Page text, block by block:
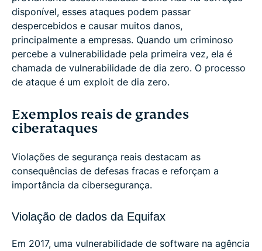
disponível, esses ataques podem passar
despercebidos e causar muitos danos,
principalmente a empresas. Quando um criminoso
percebe a vulnerabilidade pela primeira vez, ela é
chamada de vulnerabilidade de dia zero. O processo
de ataque é um exploit de dia zero.
Exemplos reais de grandes
ciberataques
Violações de segurança reais destacam as
consequências de defesas fracas e reforçam a
importância da cibersegurança.
Violação de dados da Equifax
Em 2017, uma vulnerabilidade de software na agência